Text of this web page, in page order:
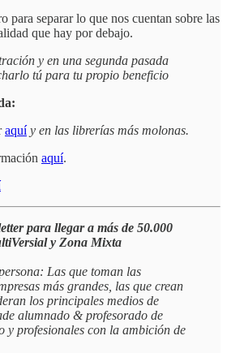
para separar lo que nos cuentan sobre las
que hay por debajo.
y en una segunda pasada
tú para tu propio beneficio
aquí y en las librerías más molonas.
aquí.
para llegar a más de 50.000
y Zona Mixta
Las que toman las
más grandes, las que crean
los principales medios de
alumnado & profesorado de
y profesionales con la ambición de